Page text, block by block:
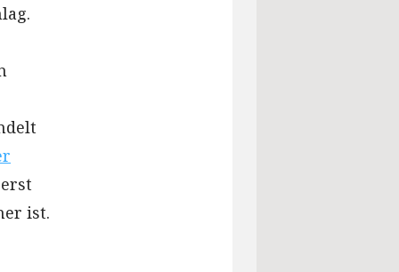
ist.